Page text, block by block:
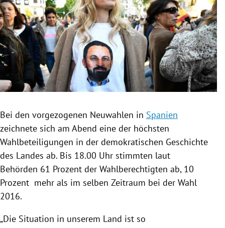
Untermenü
Untermenü
Untermenü
Untermenü
Untermenü
Bei den vorgezogenen Neuwahlen in Spanien
zeichnete sich am Abend eine der höchsten
Wahlbeteiligungen in der demokratischen Geschichte
des Landes ab. Bis 18.00 Uhr stimmten laut
Behörden 61 Prozent der Wahlberechtigten ab, 10
Prozent mehr als im selben Zeitraum bei der Wahl
2016.
„Die Situation in unserem Land ist so